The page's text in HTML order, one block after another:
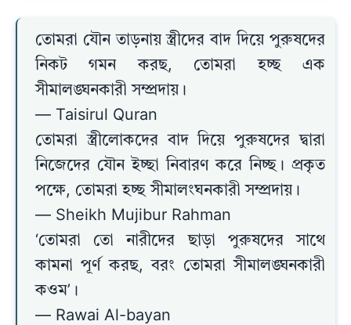
তোমরা যৌন তাড়নায় স্ত্রীদের বাদ দিয়ে পুরুষদের
নিকট গমন করছ, তোমরা হচ্ছ এক
সীমালঙ্ঘনকারী সম্প্রদায়।
— Taisirul Quran
তোমরা স্ত্রীলোকদের বাদ দিয়ে পুরুষদের দ্বারা
নিজেদের যৌন ইচ্ছা নিবারণ করে নিচ্ছ। প্রকৃত
পক্ষে, তোমরা হচ্ছ সীমালংঘনকারী সম্প্রদায়।
— Sheikh Mujibur Rahman
‘তোমরা তো নারীদের ছাড়া পুরুষদের সাথে
কামনা পূর্ণ করছ, বরং তোমরা সীমালঙ্ঘনকারী
কওম’।
— Rawai Al-bayan